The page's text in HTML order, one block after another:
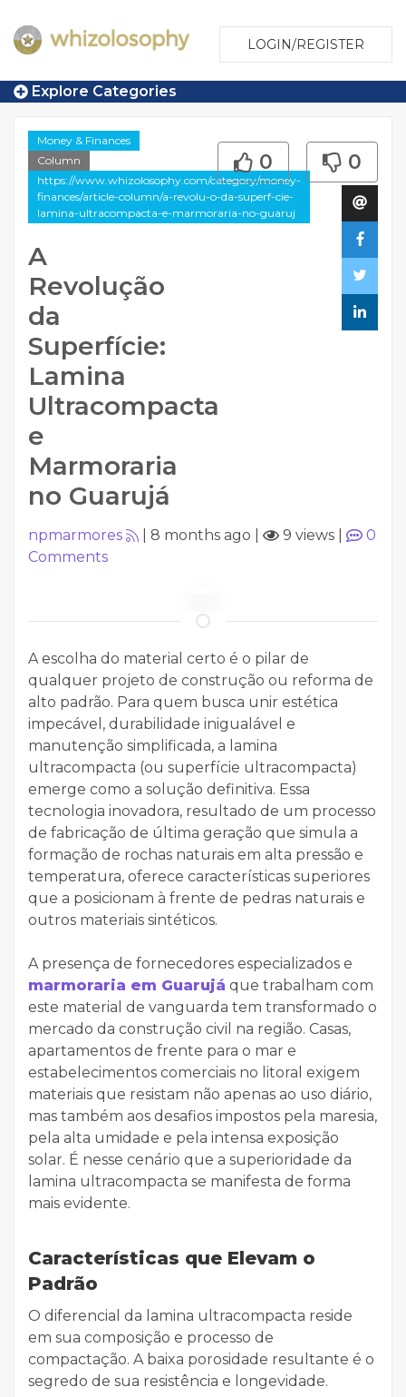
LOGIN/REGISTER
Explore Categories
Money & Finances
Column
https://www.whizolosophy.com/category/money-
finances/article-column/a-revolu-o-da-superf-cie-
lamina-ultracompacta-e-marmoraria-no-guaruj
A
Revolução
da
Superfície:
Lamina
Ultracompacta
e
Marmoraria
no Guarujá
0 0
npmarmores 8 months ago 9 views
0
Comments
A escolha do material certo é o pilar de
qualquer projeto de construção ou reforma de
alto padrão. Para quem busca unir estética
impecável, durabilidade inigualável e
manutenção simplificada, a lamina
ultracompacta (ou superfície ultracompacta)
emerge como a solução definitiva. Essa
tecnologia inovadora, resultado de um processo
de fabricação de última geração que simula a
formação de rochas naturais em alta pressão e
temperatura, oferece características superiores
que a posicionam à frente de pedras naturais e
outros materiais sintéticos.
A presença de fornecedores especializados e
marmoraria em Guarujá que trabalham com
este material de vanguarda tem transformado o
mercado da construção civil na região. Casas,
apartamentos de frente para o mar e
estabelecimentos comerciais no litoral exigem
materiais que resistam não apenas ao uso diário,
mas também aos desafios impostos pela maresia,
pela alta umidade e pela intensa exposição
solar. É nesse cenário que a superioridade da
lamina ultracompacta se manifesta de forma
mais evidente.
Características que Elevam o
Padrão
O diferencial da lamina ultracompacta reside
em sua composição e processo de
compactação. A baixa porosidade resultante é o
segredo de sua resistência e longevidade.